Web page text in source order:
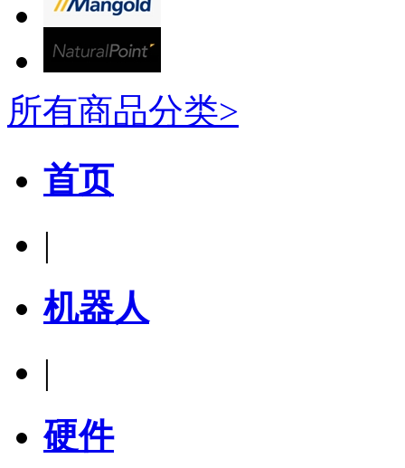
所有商品分类>
首页
|
机器人
|
硬件